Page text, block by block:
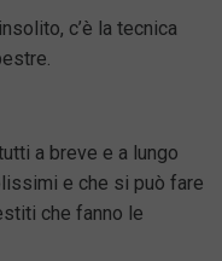
c’è la tecnica
a breve e a lungo
e che si può fare
che fanno le